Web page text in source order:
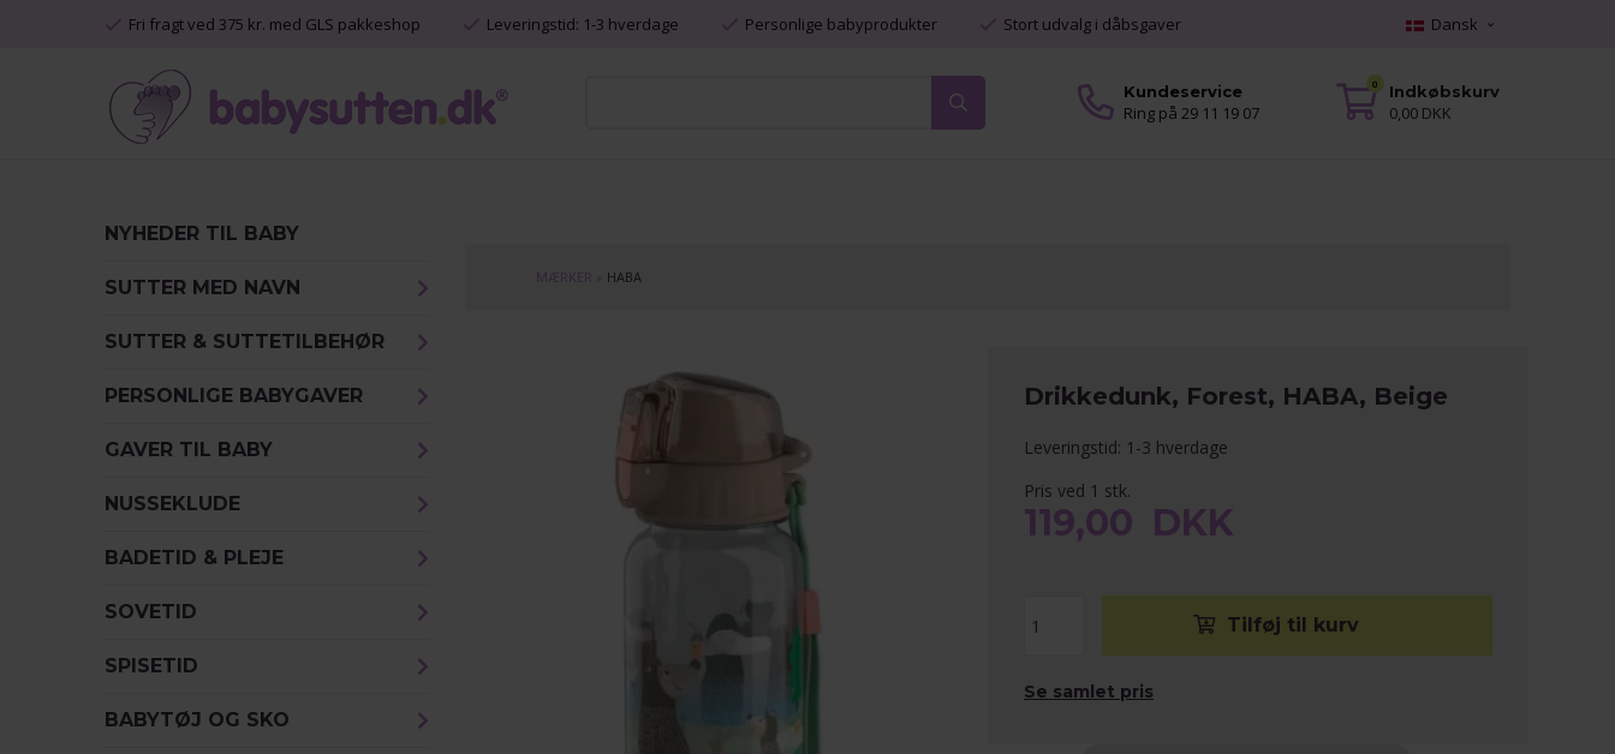
Fri fragt ved 375 kr. med GLS pakkeshop Leveringstid: 1-3 hverdage Personlige babyprodukter Stort udvalg i dåbsgaver Dansk
Kundeservice
Ring på 29 11 19 07
Indkøbskurv
0,00 DKK
0
NYHEDER TIL BABY
SUTTER MED NAVN
SUTTER & SUTTETILBEHØR
PERSONLIGE BABYGAVER
GAVER TIL BABY
NUSSEKLUDE
BADETID & PLEJE
SOVETID
SPISETID
BABYTØJ OG SKO
MÆRKER HABA
Drikkedunk, Forest, HABA, Beige
Leveringstid: 1-3 hverdage
Pris ved 1 stk.
119,00 DKK
Se samlet pris